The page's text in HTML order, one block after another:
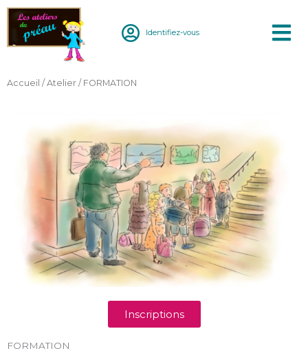
Aller
contenu
Identifiez-vous
Accueil / Atelier / FORMATION
Inscriptions
FORMATION